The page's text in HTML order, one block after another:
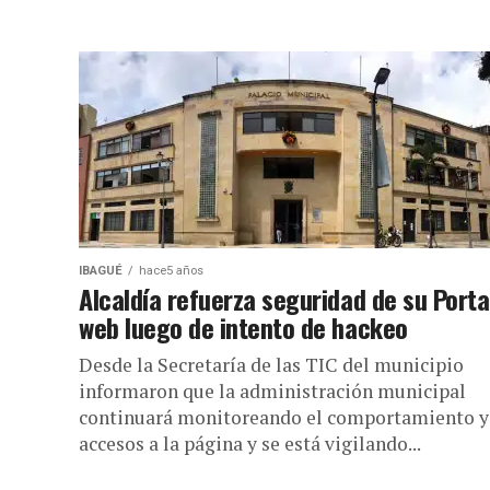
IBAGUÉ hace5 años
Alcaldía refuerza seguridad de su
web luego de intento de hackeo
Desde la Secretaría de las TIC del municipio
informaron que la administración municipal
continuará monitoreando el comportamiento y
accesos a la página y se está vigilando...